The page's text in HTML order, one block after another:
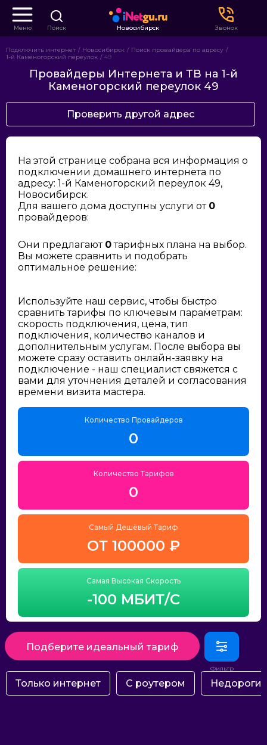
Меню Поиск Новосибирск Звонок
Подключить интернет Новосибирск
Поиск провайдера по адресу
1-й Каменогорский переулок
49
Провайдеры Интернета и ТВ на 1-й
Каменогорский переулок 49
Проверить другой адрес
На этой странице собрана вся информация о
подключении домашнего интернета по
адресу: 1-й Каменогорский переулок 49,
Новосибирск.
Для вашего дома доступны услуги от 0
провайдеров:
Они предлагают 0тарифных плана на выбор.
Вы можете сравнить и подобрать
оптимальное решение:
Используйте наш сервис, чтобы быстро
сравнить тарифы по ключевым параметрам:
скорость подключения, цена, тип
подключения, количество каналов и
дополнительным услугам. После выбора вы
можете сразу оставить онлайн-заявку на
подключение - наш специалист свяжется с
вами для уточнения деталей и согласования
времени визита мастера.
Количество Провайдеров
0
Количество Тарифов
0
Самый Дешёвый Тариф
ОТ 100000 ₽
Самая Высокая Скорость
-100 МБИТ/С
Подберите идеальный тариф
Только интернет С роутером Недорогие